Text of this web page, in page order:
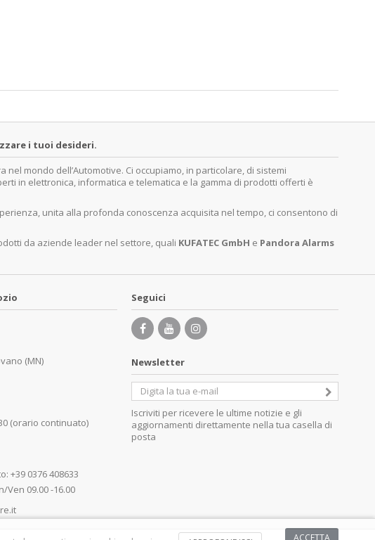
i tuoi desideri.
mondo dell’Automotive. Ci occupiamo, in particolare, di sistemi
in elettronica, informatica e telematica e la gamma di prodotti offerti è
unita alla profonda conoscenza acquisita nel tempo, ci consentono di
da aziende leader nel settore, quali KUFATEC GmbH e Pandora Alarms
(MN)
(orario continuato)
+39 0376 408633
Ven 09.00 -16.00
Seguici
Newsletter
Iscriviti per ricevere le ultime notizie e gli
aggiornamenti direttamente nella tua casella di
posta
ACCETTA